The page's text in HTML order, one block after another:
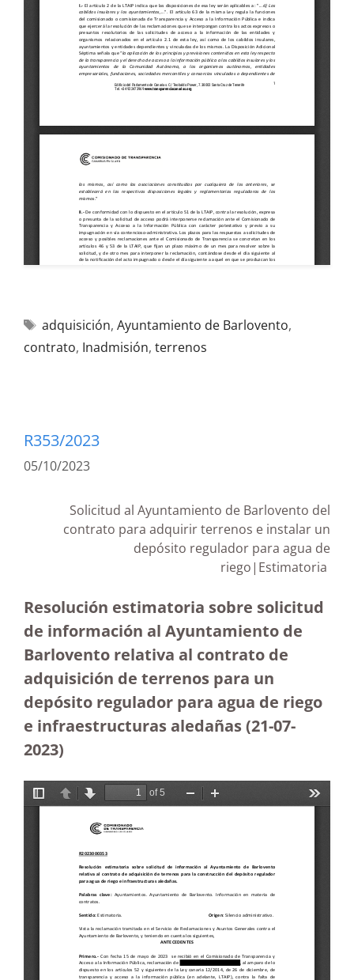
adquisición, Ayuntamiento de Barlovento,
contrato, Inadmisión, terrenos
R353/2023
05/10/2023
Solicitud al Ayuntamiento de Barlovento del
contrato para adquirir terrenos e instalar un
depósito regulador para agua de
riego|Estimatoria
Resolución estimatoria sobre solicitud
de información al Ayuntamiento de
Barlovento relativa al contrato de
adquisición de terrenos para un
depósito regulador para agua de riego
e infraestructuras aledañas (21-07-
2023)